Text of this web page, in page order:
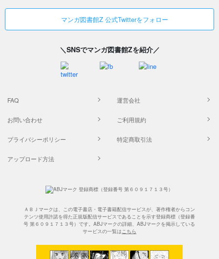
マンガ図書館Z 公式Twitterをフォロー
＼SNSでマンガ図書館Zを紹介／
FAQ 運営会社
お問い合わせ ご利用規約
プライバシーポリシー 特定商取引法
アップロード方法
ＡＢＪマークは、この電子書店・電子書籍配信サービスが、著作権者からコン
テンツ使用許諾を得た正規版配信サービスであることを示す登録商標（登録番
号 第６０９１７１３号）です。ABJマークの詳細、ABJマークを掲示している
サービスの一覧は こちら